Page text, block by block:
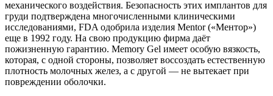
механического воздействия. Безопасность этих имплантов для
груди подтверждена многочисленными клиническими
исследованиями, FDA одобрила изделия Mentor («Ментор»)
еще в 1992 году. На свою продукцию фирма даёт
пожизненную гарантию. Memory Gel имеет особую вязкость,
которая, с одной стороны, позволяет воссоздать естественную
плотность молочных желез, а с другой — не вытекает при
повреждении оболочки.